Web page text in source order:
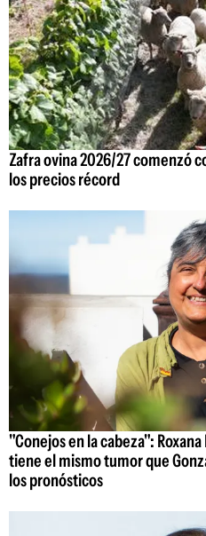
Zafra ovina 2026/27 comenzó
los precios récord
"Conejos en la cabeza":
tiene el mismo tumor que
los pronósticos